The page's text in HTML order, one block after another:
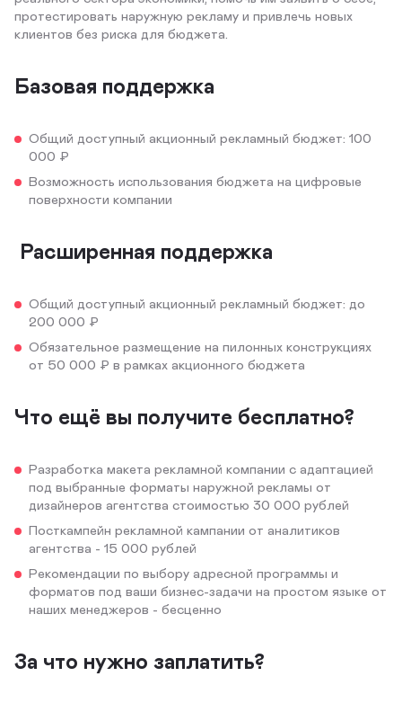
протестировать наружную рекламу и привлечь новых
клиентов без риска для бюджета.
Базовая поддержка
Общий доступный акционный рекламный бюджет: 100
000 ₽
Возможность использования бюджета на цифровые
поверхности компании
Расширенная поддержка
Общий доступный акционный рекламный бюджет: до
200 000 ₽
Обязательное размещение на пилонных конструкциях
от 50 000 ₽ в рамках акционного бюджета
Что ещё вы получите бесплатно?
Разработка макета рекламной компании с адаптацией
под выбранные форматы наружной рекламы от
дизайнеров агентства стоимостью 30 000 рублей
Посткампейн рекламной кампании от аналитиков
агентства - 15 000 рублей
Рекомендации по выбору адресной программы и
форматов под ваши бизнес-задачи на простом языке от
наших менеджеров - бесценно
За что нужно заплатить?